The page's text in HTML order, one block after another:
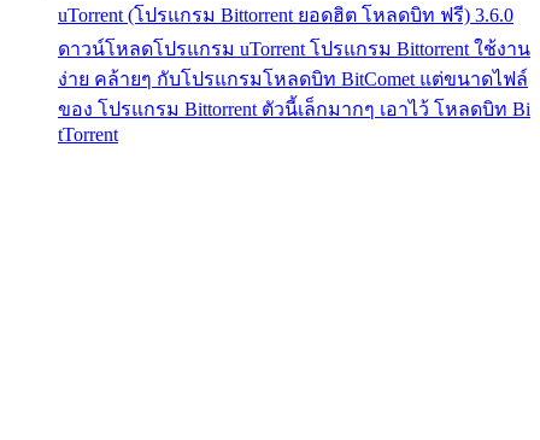
uTorrent (โปรแกรม Bittorrent ยอดฮิต โหลดบิท ฟรี) 3.6.0
ดาวน์โหลดโปรแกรม uTorrent โปรแกรม Bittorrent ใช้งาน
ง่าย คล้ายๆ กับโปรแกรมโหลดบิท BitComet แต่ขนาดไฟล์
ของ โปรแกรม Bittorrent ตัวนี้เล็กมากๆ เอาไว้ โหลดบิท Bi
tTorrent